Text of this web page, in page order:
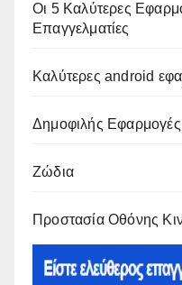
Οι 5 Καλύτερες
Επαγγελματίες
Καλύτερες android
Δημοφιλής Εφαρμογές
Ζώδια
Προστασία Οθόνης